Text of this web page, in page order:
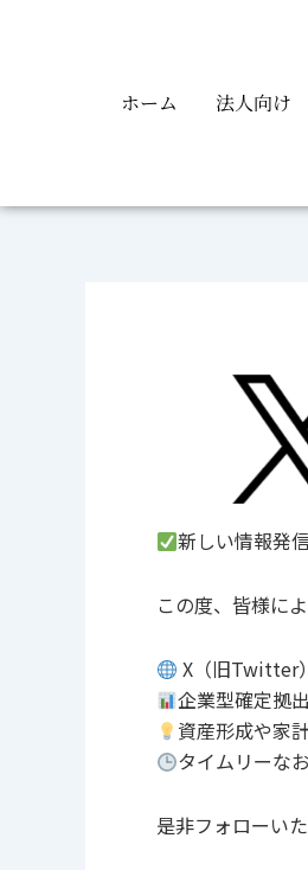
ホーム 法人向け
新しい情報発
この度、皆様に
X（旧Twitter
企業型確定拠
資産形成や家
タイムリーな
是非フォローい